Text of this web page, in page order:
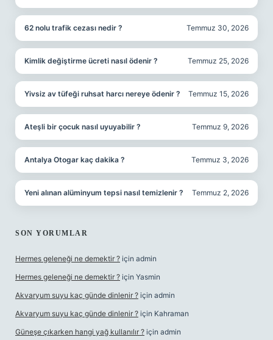
62 nolu trafik cezası nedir ? Temmuz 30, 2026
Kimlik değiştirme ücreti nasıl ödenir ? Temmuz 25, 2026
Yivsiz av tüfeği ruhsat harcı nereye ödenir ? Temmuz 15, 2026
Ateşli bir çocuk nasıl uyuyabilir ? Temmuz 9, 2026
Antalya Otogar kaç dakika ? Temmuz 3, 2026
Yeni alınan alüminyum tepsi nasıl temizlenir ? Temmuz 2, 2026
SON YORUMLAR
Hermes geleneği ne demektir ? için admin
Hermes geleneği ne demektir ? için Yasmin
Akvaryum suyu kaç günde dinlenir ? için admin
Akvaryum suyu kaç günde dinlenir ? için Kahraman
Güneşe çıkarken hangi yağ kullanılır ? için admin